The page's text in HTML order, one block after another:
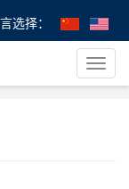
选择：
导
航
加盟：如何把风险